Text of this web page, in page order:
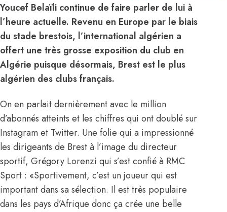
Youcef Belaïli continue de faire parler de lui à
l’heure actuelle. Revenu en Europe par le biais
du stade brestois, l’international algérien a
offert une très grosse exposition du club en
Algérie puisque désormais, Brest est le plus
algérien des clubs français.
On en parlait dernièrement avec le million
d’abonnés atteints et les chiffres qui ont doublé sur
Instagram et Twitter. Une folie qui a impressionné
les dirigeants de Brest à l’image du directeur
sportif, Grégory Lorenzi qui s’est confié à RMC
Sport : «Sportivement, c’est un joueur qui est
important dans sa sélection. Il est très populaire
dans les pays d’Afrique donc ça crée une belle